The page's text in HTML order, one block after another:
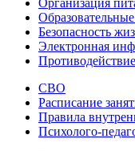
Организация
Безопасность
Электронная
СВО
Расписание
Правила
Психолого-